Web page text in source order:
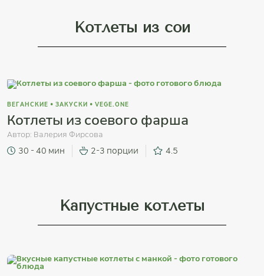
Котлеты из сои
ВЕГАНСКИЕ • ЗАКУСКИ • VEGE.ONE
Котлеты из соевого фарша
Автор: Валерия Фирсова
30 - 40 мин 2-3 порции 4.5
Капустные котлеты